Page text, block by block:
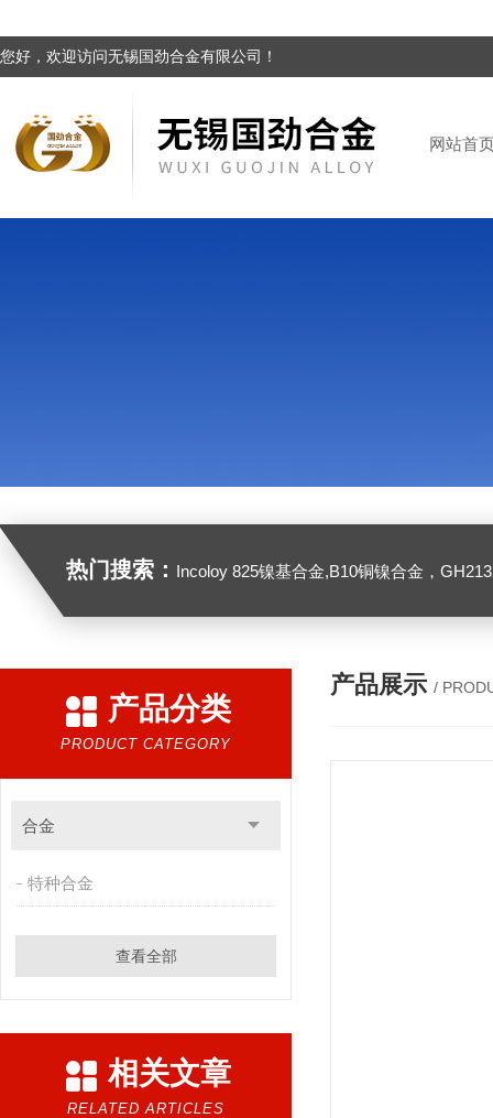
您好，欢迎访问无锡国劲合金有限公司！
网站首
热门搜索： Incoloy 825镍基合金,B10铜镍合金，GH2132高温合金，C276
产品分类
PRODUCT CATEGORY
合金
特种合金
查看全部
相关文章
RELATED ARTICLES
产品展示 /